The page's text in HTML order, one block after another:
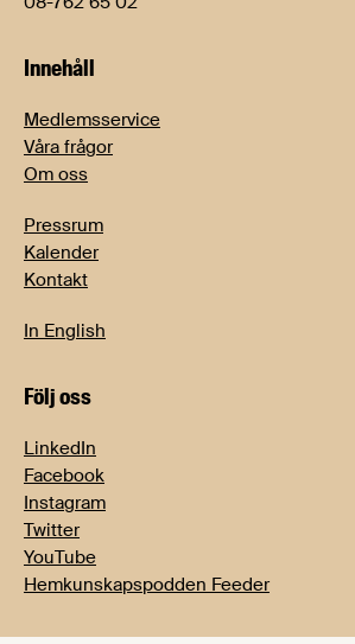
Innehåll
Medlemsservice
Våra frågor
Om oss
Pressrum
Kalender
Kontakt
In English
Följ oss
LinkedIn
Facebook
Instagram
Twitter
YouTube
Hemkunskapspodden Feeder